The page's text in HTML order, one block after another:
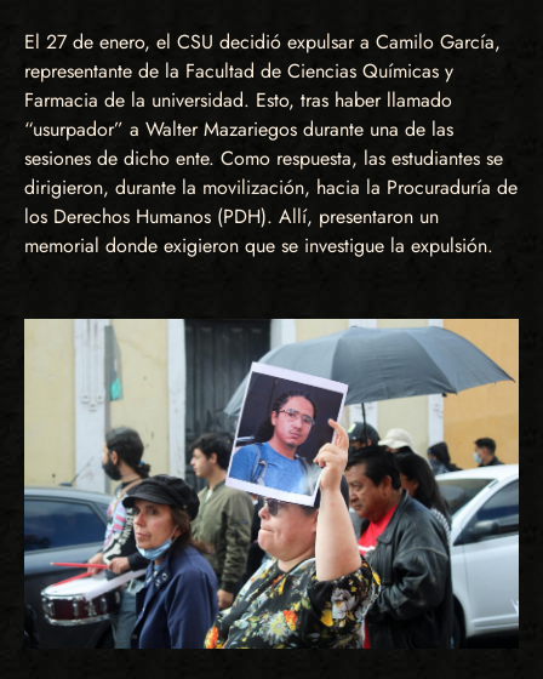
El 27 de enero, el CSU decidió expulsar a Camilo García,
representante de la Facultad de Ciencias Químicas y
Farmacia de la universidad. Esto, tras haber llamado
“usurpador” a Walter Mazariegos durante una de las
sesiones de dicho ente. Como respuesta, las estudiantes se
dirigieron, durante la movilización, hacia la Procuraduría de
los Derechos Humanos (PDH). Allí, presentaron un
memorial donde exigieron que se investigue la expulsión.